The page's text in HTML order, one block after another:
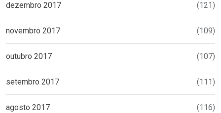
dezembro 2017 (121)
novembro 2017 (109)
outubro 2017 (107)
setembro 2017 (111)
agosto 2017 (116)